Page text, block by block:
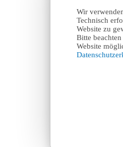
Wir
Technisch
Website zu
Bitte
Website